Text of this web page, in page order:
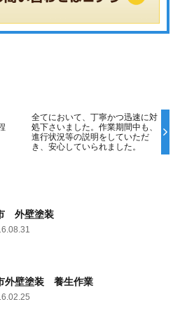
全てにおいて、丁寧かつ迅速に対
処下さいました。作業期間中も、
進行状況等の説明をしていただ
き、安心していられました。
外壁塗装
外壁塗装 養生作業